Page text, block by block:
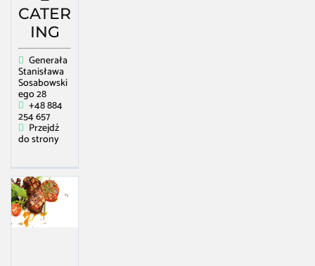
CATER
ING
Generała
Stanisława
Sosabowski
ego 28
+48 884
254 657
Przejdź
do strony